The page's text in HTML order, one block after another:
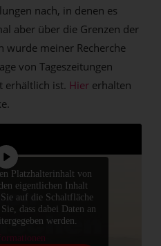
nach, in denen es
aber über die Grenzen der
wurde meiner Recherche
von Tageszeitungen
erhältlich ist. Hier erhalten
Platzhalterinhalt von
eigentlichen Inhalt
auf die Schaltfläche
dass dabei Daten an
werden.